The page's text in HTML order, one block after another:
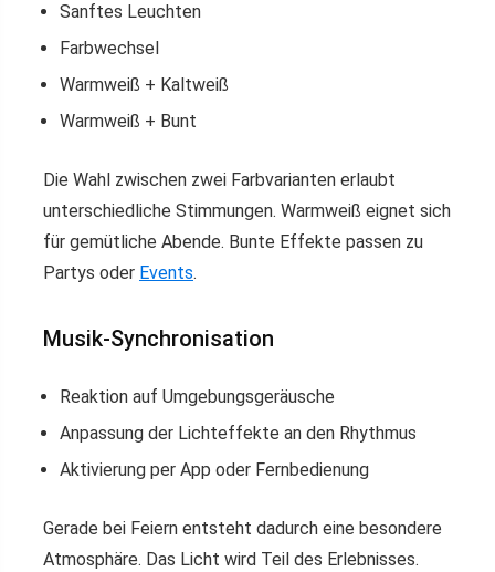
Sanftes Leuchten
Farbwechsel
Warmweiß + Kaltweiß
Warmweiß + Bunt
Die Wahl zwischen zwei Farbvarianten erlaubt
unterschiedliche Stimmungen. Warmweiß eignet sich
für gemütliche Abende. Bunte Effekte passen zu
Partys oder Events.
Musik-Synchronisation
Reaktion auf Umgebungsgeräusche
Anpassung der Lichteffekte an den Rhythmus
Aktivierung per App oder Fernbedienung
Gerade bei Feiern entsteht dadurch eine besondere
Atmosphäre. Das Licht wird Teil des Erlebnisses.